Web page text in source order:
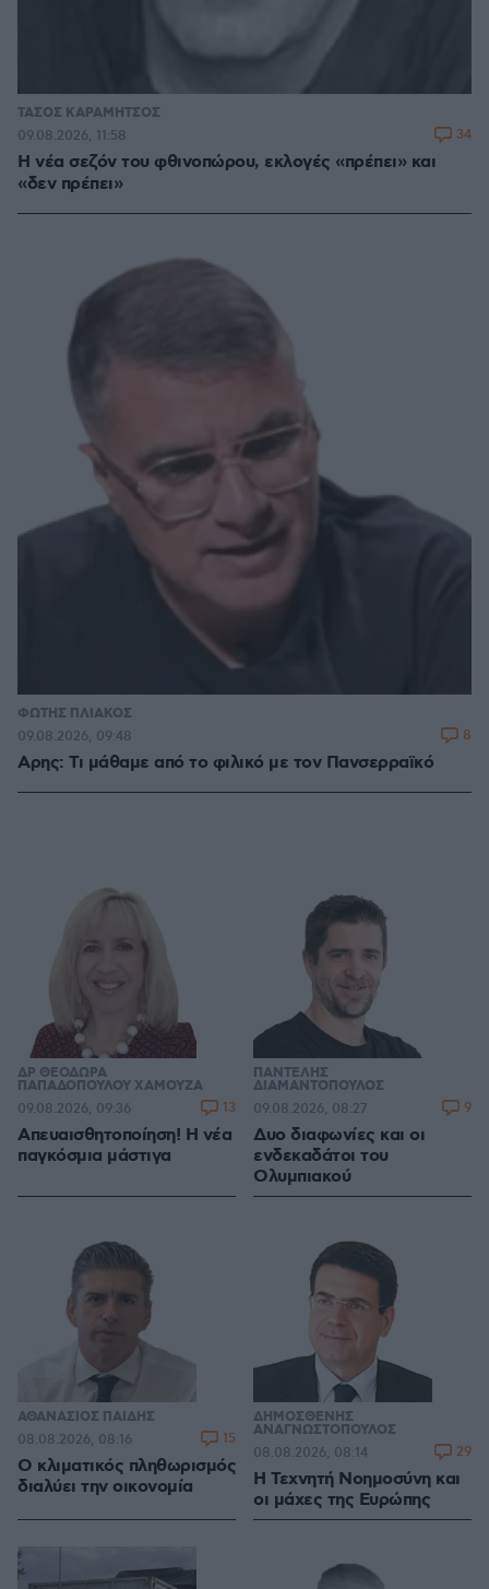
ΤΑΣΟΣ ΚΑΡΑΜΗΤΣΟΣ
Η νέα σεζόν του φθινοπώρου, εκλογές «πρέπει» και
«δεν πρέπει»
09.08.2026, 11:58 34
ΦΩΤΗΣ ΠΛΙΑΚΟΣ
Αρης: Τι μάθαμε από το φιλικό με τον Πανσερραϊκό
09.08.2026, 09:48 8
ΔΡ ΘΕΟΔΩΡΑ
ΠΑΠΑΔΟΠΟΥΛΟΥ ΧΑΜΟΥΖΑ
Απευαισθητοποίηση! Η νέα
παγκόσμια μάστιγα
09.08.2026, 09:36 13
ΠΑΝΤΕΛΗΣ
ΔΙΑΜΑΝΤΟΠΟΥΛΟΣ
Δυο διαφωνίες και οι
ενδεκαδάτοι του
Ολυμπιακού
09.08.2026, 08:27 9
ΑΘΑΝΑΣΙΟΣ ΠΑΙΔΗΣ
Ο κλιματικός πληθωρισμός
διαλύει την οικονομία
08.08.2026, 08:16 15
ΔΗΜΟΣΘΕΝΗΣ
ΑΝΑΓΝΩΣΤΟΠΟΥΛΟΣ
H Τεχνητή Νοημοσύνη και
οι μάχες της Ευρώπης
08.08.2026, 08:14 29